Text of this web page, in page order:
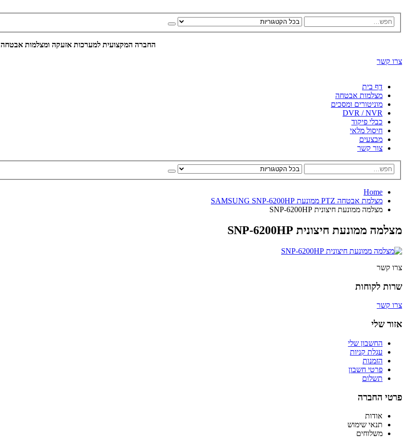
החברה המקצועית למערכות אזעקה ומצלמות אבטחה
צרו קשר
דף בית
מצלמות אבטחה
מוניטורים ומסכים
DVR / NVR
כבלי פיקוד
חיסול מלאי
מבצעים
צור קשר
Home
מצלמת אבטחה PTZ ממונעת SAMSUNG SNP-6200HP
מצלמה ממונעת חיצונית SNP-6200HP
מצלמה ממונעת חיצונית SNP-6200HP
צרו קשר
שרות לקוחות
צרו קשר
אזור שלי
החשבון שלי
עגלת קניות
הזמנות
פרטי חשבון
תשלום
פרטי החברה
אודות
תנאי שימוש
משלוחים